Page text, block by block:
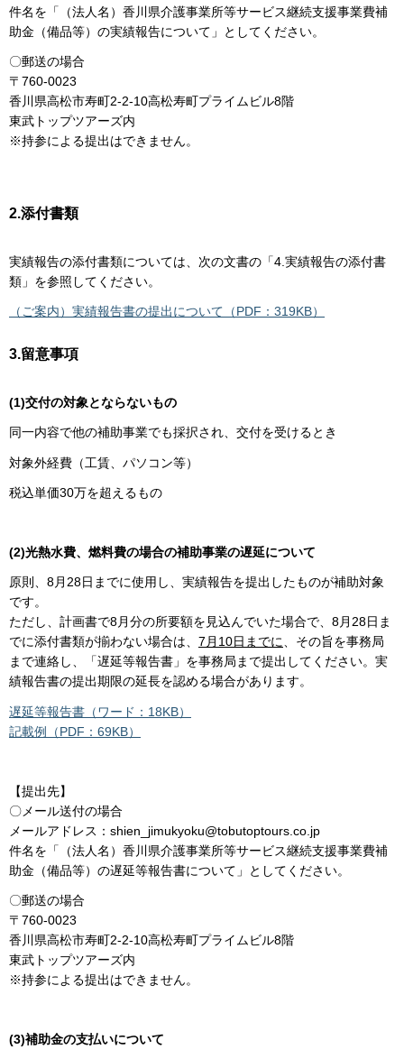
件名を「（法人名）香川県介護事業所等サービス継続支援事業費補
助金（備品等）の実績報告について」としてください。
〇郵送の場合
〒760-0023
香川県高松市寿町2-2-10高松寿町プライムビル8階
東武トップツアーズ内
※持参による提出はできません。
2.添付書類
実績報告の添付書類については、次の文書の「4.実績報告の添付書
類」を参照してください。
（ご案内）実績報告書の提出について（PDF：319KB）
3.留意事項
(1)交付の対象とならないもの
同一内容で他の補助事業でも採択され、交付を受けるとき
対象外経費（工賃、パソコン等）
税込単価30万を超えるもの
(2)光熱水費、燃料費の場合の補助事業の遅延について
原則、8月28日までに使用し、実績報告を提出したものが補助対象
です。
ただし、計画書で8月分の所要額を見込んでいた場合で、8月28日ま
でに添付書類が揃わない場合は、 7月10日までに、その旨を事務局
まで連絡し、「遅延等報告書」を事務局まで提出してください。実
績報告書の提出期限の延長を認める場合があります。
遅延等報告書（ワード：18KB）
記載例（PDF：69KB）
【提出先】
〇メール送付の場合
メールアドレス：shien_jimukyoku@tobutoptours.co.jp
件名を「（法人名）香川県介護事業所等サービス継続支援事業費補
助金（備品等）の遅延等報告書について」としてください。
〇郵送の場合
〒760-0023
香川県高松市寿町2-2-10高松寿町プライムビル8階
東武トップツアーズ内
※持参による提出はできません。
(3)補助金の支払いについて